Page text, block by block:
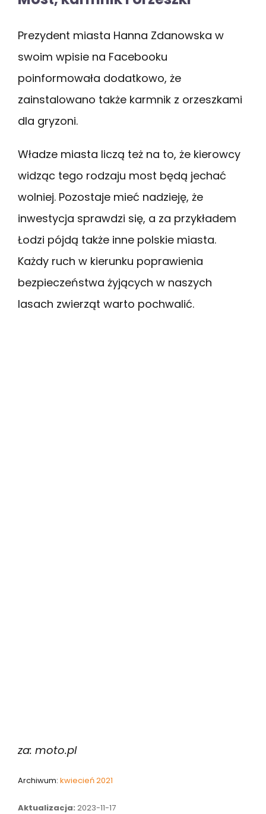
Prezydent miasta Hanna Zdanowska w
swoim wpisie na Facebooku
poinformowała dodatkowo, że
zainstalowano także karmnik z orzeszkami
dla gryzoni.
Władze miasta liczą też na to, że kierowcy
widząc tego rodzaju most będą jechać
wolniej. Pozostaje mieć nadzieję, że
inwestycja sprawdzi się, a za przykładem
Łodzi pójdą także inne polskie miasta.
Każdy ruch w kierunku poprawienia
bezpieczeństwa żyjących w naszych
lasach zwierząt warto pochwalić.
za: moto.pl
Archiwum: kwiecień 2021
Aktualizacja: 2023-11-17